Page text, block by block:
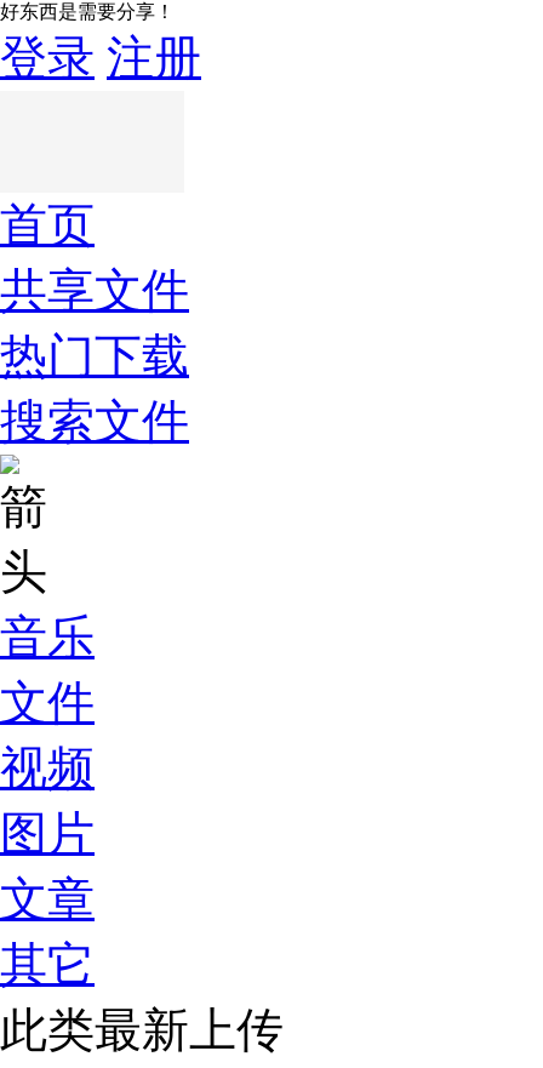
好东西是需要分享！
登录 注册
首页
共享文件
热门下载
搜索文件
音乐
文件
视频
图片
文章
其它
此类最新上传